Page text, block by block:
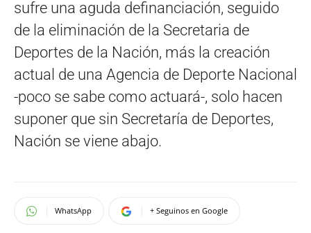
sufre una aguda definanciación, seguido
de la eliminación de la Secretaria de
Deportes de la Nación, más la creación
actual de una Agencia de Deporte Nacional
-poco se sabe como actuará-, solo hacen
suponer que sin Secretaría de Deportes,
Nación se viene abajo.
WhatsApp + Seguinos en Google